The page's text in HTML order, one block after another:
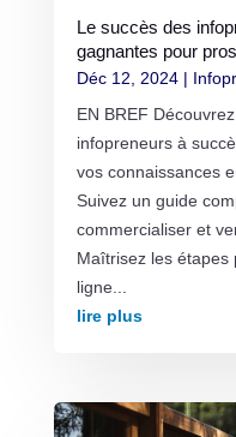
Le succès des
gagnantes pour
Déc 12, 2024|
EN BREF
infopreneurs à
vos connaissances
Suivez un guide
commercialiser et
Maîtrisez les étapes
ligne...
lire plus